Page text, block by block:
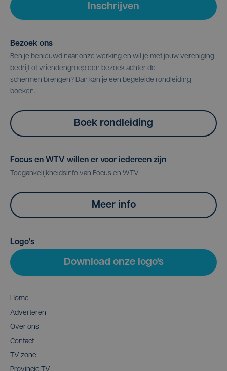
Inschrijven
Bezoek ons
Ben je benieuwd naar onze werking en wil je met jouw vereniging,
bedrijf of vriendengroep een bezoek achter de
schermen brengen? Dan kan je een begeleide rondleiding
boeken.
Boek rondleiding
Focus en WTV willen er voor iedereen zijn
Toegankelijkheidsinfo van Focus en WTV
Meer info
Logo's
Download onze logo's
Home
Adverteren
Over ons
Contact
TV zone